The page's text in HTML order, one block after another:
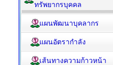
ทรัพยากรบุคคล
แผนพัฒนาบุคลากร
แผนอัตรากำลัง
เส้นทางความก้าวหน้า